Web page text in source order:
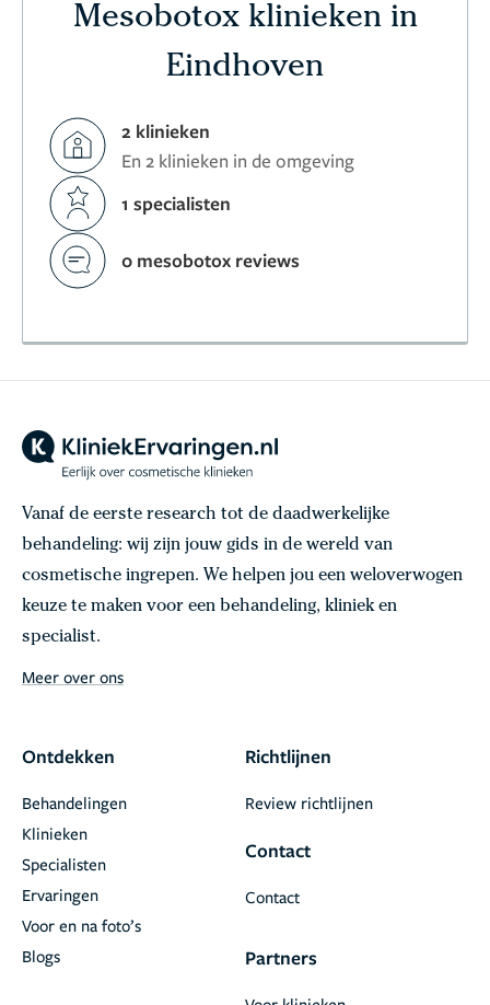
Mesobotox klinieken in
Eindhoven
2 klinieken
En 2 klinieken in de omgeving
1 specialisten
0 mesobotox reviews
Vanaf de eerste research tot de daadwerkelijke
behandeling: wij zijn jouw gids in de wereld van
cosmetische ingrepen. We helpen jou een weloverwogen
keuze te maken voor een behandeling, kliniek en
specialist.
Meer over ons
Ontdekken
Behandelingen
Klinieken
Specialisten
Ervaringen
Voor en na foto’s
Blogs
Richtlijnen
Review richtlijnen
Contact
Contact
Partners